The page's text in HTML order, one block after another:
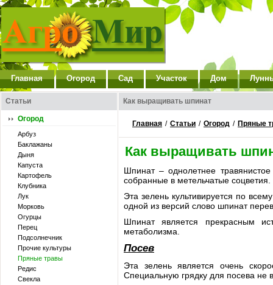
Главная Огород Сад Участок Дом
Статьи
Огород
Арбуз
Баклажаны
Дыня
Капуста
Картофель
Клубника
Лук
Морковь
Огурцы
Перец
Подсолнечник
Прочие культуры
Пряные травы
Редис
Свекла
Как выращивать шпинат
Главная / Статьи / Огород / Пряные
Как выращивать
Шпинат – однолетнее
собранные в метельчатые
Эта зелень культивируется по
одной из версий слово шпинат
Шпинат является прекрасным
метаболизма.
Посев
Эта зелень является очень
Специальную грядку для посева не